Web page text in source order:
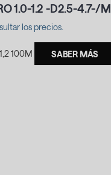
1.0-1.2 -D2.5-4.7-/M
los precios.
100M SABER MÁS